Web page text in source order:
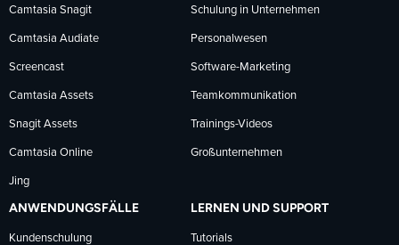
folgen
folgenfolgen
Camtasia Snagit
Camtasia Audiate
Screencast
Camtasia Assets
Snagit Assets
Camtasia Online
Jing
Schulung in Unternehmen
Personalwesen
Software-Marketing
Teamkommunikation
Trainings-Videos
Großunternehmen
ANWENDUNGSFÄLLE
Kundenschulung
LERNEN UND SUPPORT
Tutorials